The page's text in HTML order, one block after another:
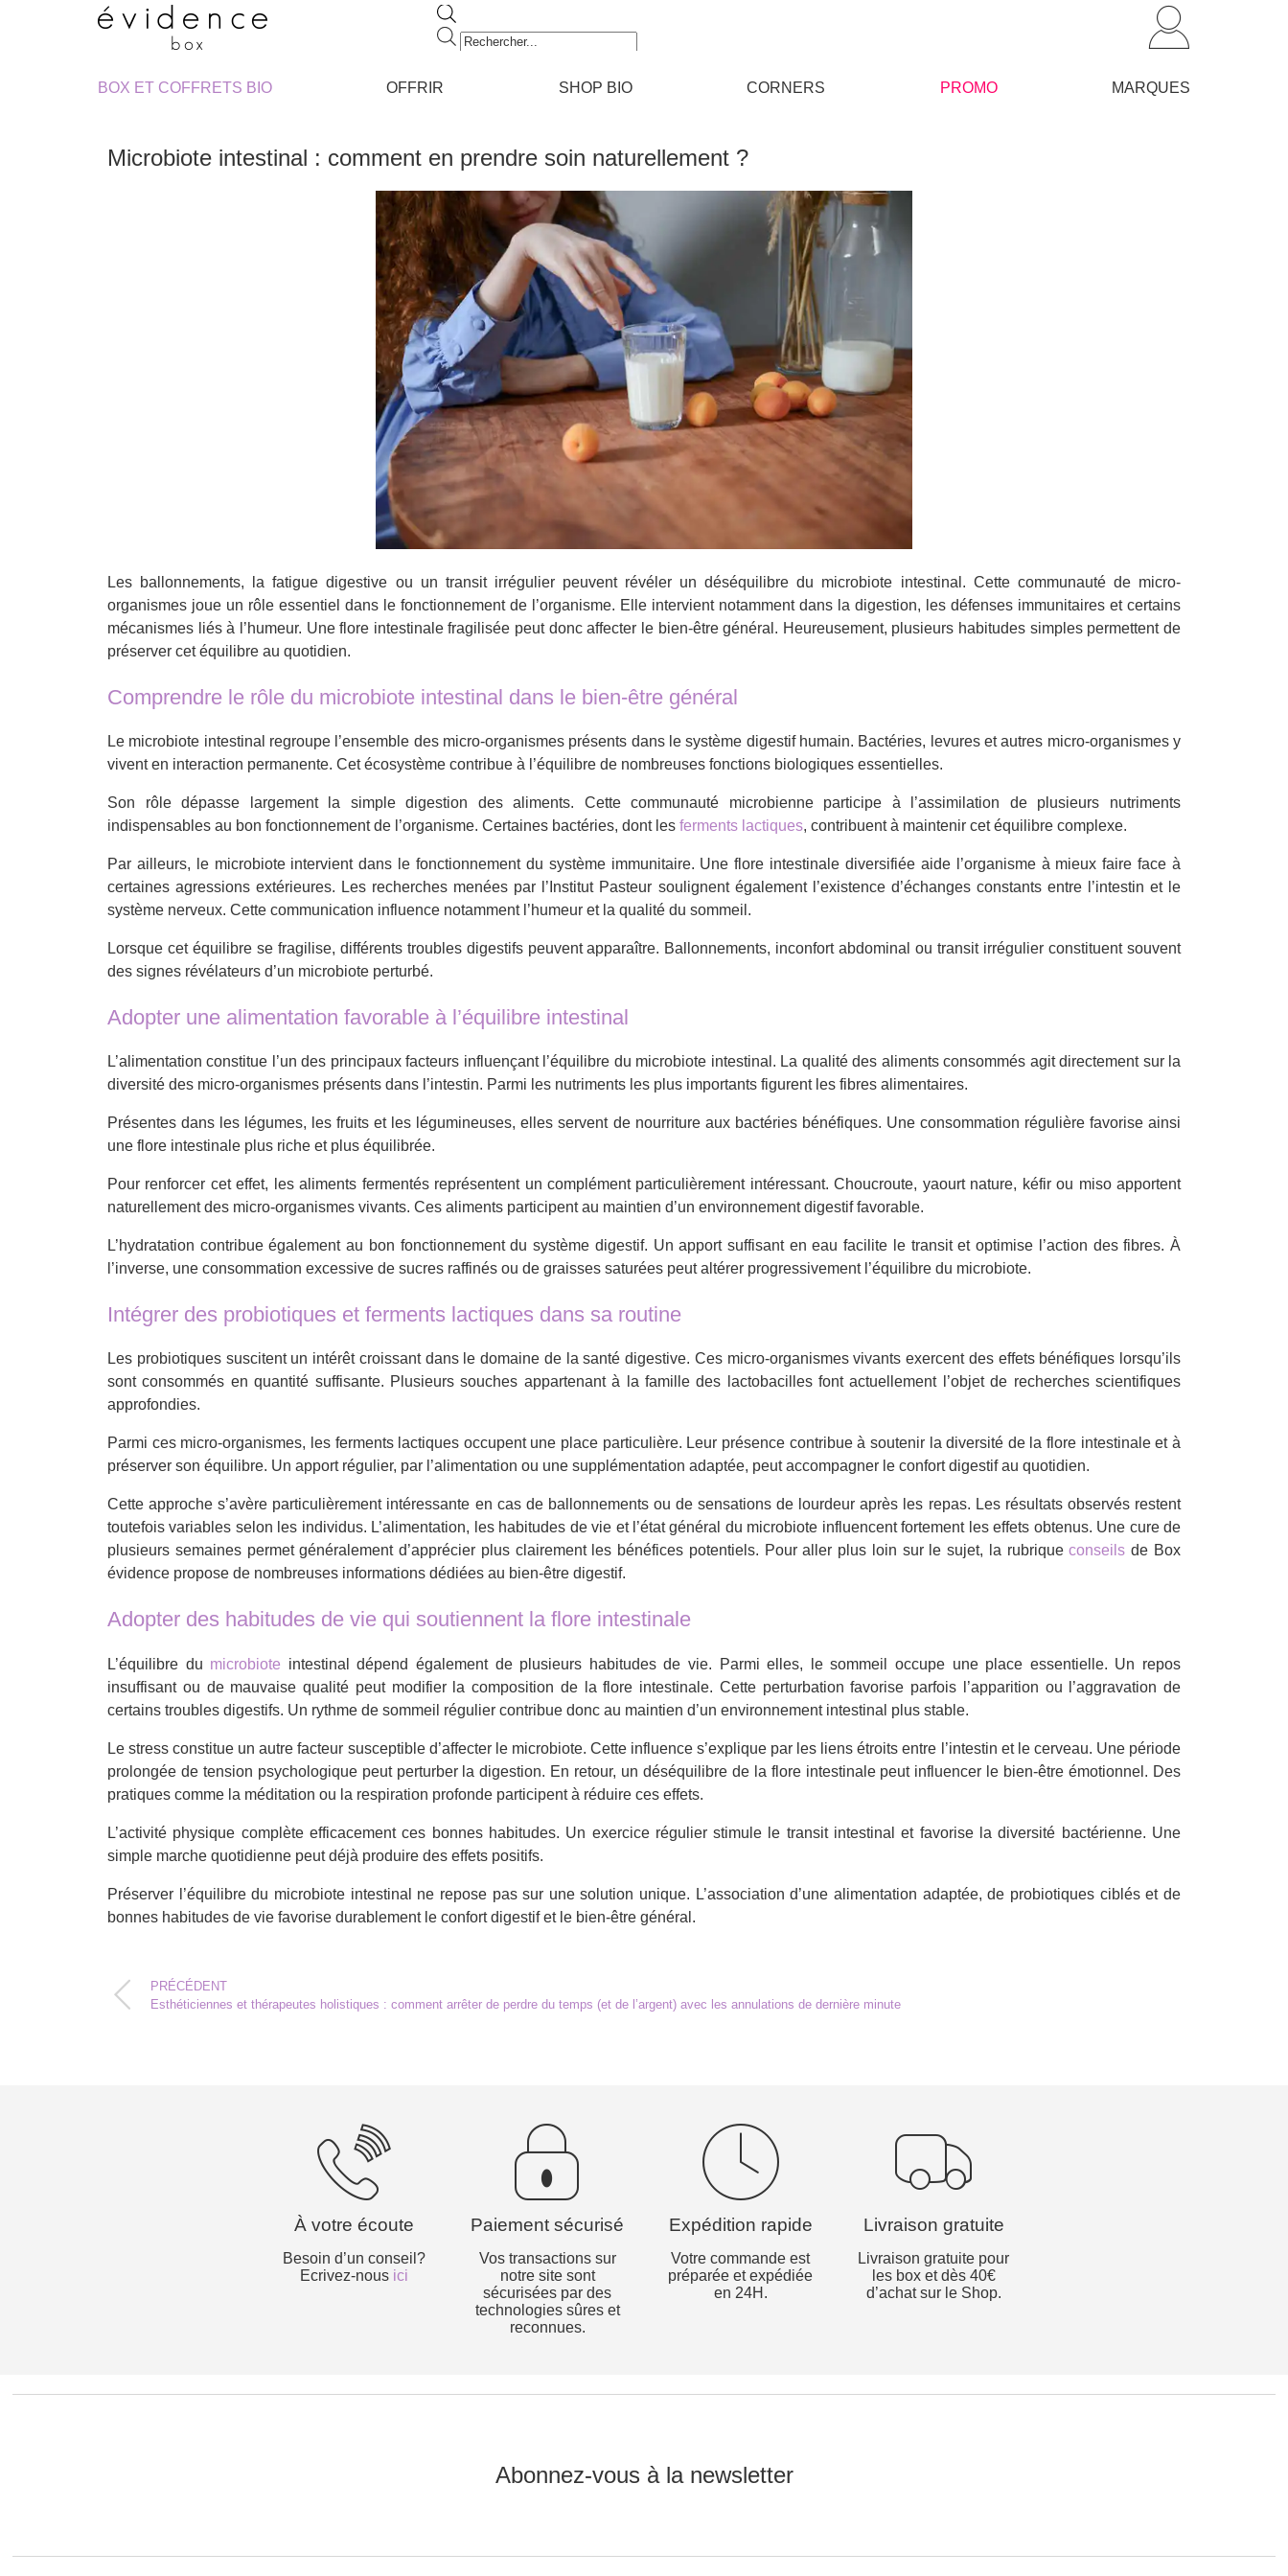
Recherche
de
BOX ET COFFRETS BIO
OFFRIR SHOP BIO CORNERS PROMO MARQUES
Microbiote intestinal : comment en prendre soin naturellement ?
Les ballonnements, la fatigue digestive ou un transit irrégulier peuvent révéler un déséquilibre du microbiote intestinal. Cette communauté de micro-
organismes joue un rôle essentiel dans le fonctionnement de l’organisme. Elle intervient notamment dans la digestion, les défenses immunitaires et certains
mécanismes liés à l’humeur. Une flore intestinale fragilisée peut donc affecter le bien-être général. Heureusement, plusieurs habitudes simples permettent de
préserver cet équilibre au quotidien.
Comprendre le rôle du microbiote intestinal dans le bien-être général
Le microbiote intestinal regroupe l’ensemble des micro-organismes présents dans le système digestif humain. Bactéries, levures et autres micro-organismes y
vivent en interaction permanente. Cet écosystème contribue à l’équilibre de nombreuses fonctions biologiques essentielles.
Son rôle dépasse largement la simple digestion des aliments. Cette communauté microbienne participe à l’assimilation de plusieurs nutriments
indispensables au bon fonctionnement de l’organisme. Certaines bactéries, dont les ferments lactiques, contribuent à maintenir cet équilibre complexe.
Par ailleurs, le microbiote intervient dans le fonctionnement du système immunitaire. Une flore intestinale diversifiée aide l’organisme à mieux faire face à
certaines agressions extérieures. Les recherches menées par l’Institut Pasteur soulignent également l’existence d’échanges constants entre l’intestin et le
système nerveux. Cette communication influence notamment l’humeur et la qualité du sommeil.
Lorsque cet équilibre se fragilise, différents troubles digestifs peuvent apparaître. Ballonnements, inconfort abdominal ou transit irrégulier constituent souvent
des signes révélateurs d’un microbiote perturbé.
Adopter une alimentation favorable à l’équilibre intestinal
L’alimentation constitue l’un des principaux facteurs influençant l’équilibre du microbiote intestinal. La qualité des aliments consommés agit directement sur la
diversité des micro-organismes présents dans l’intestin. Parmi les nutriments les plus importants figurent les fibres alimentaires.
Présentes dans les légumes, les fruits et les légumineuses, elles servent de nourriture aux bactéries bénéfiques. Une consommation régulière favorise ainsi
une flore intestinale plus riche et plus équilibrée.
Pour renforcer cet effet, les aliments fermentés représentent un complément particulièrement intéressant. Choucroute, yaourt nature, kéfir ou miso apportent
naturellement des micro-organismes vivants. Ces aliments participent au maintien d’un environnement digestif favorable.
L’hydratation contribue également au bon fonctionnement du système digestif. Un apport suffisant en eau facilite le transit et optimise l’action des fibres. À
l’inverse, une consommation excessive de sucres raffinés ou de graisses saturées peut altérer progressivement l’équilibre du microbiote.
Intégrer des probiotiques et ferments lactiques dans sa routine
Les probiotiques suscitent un intérêt croissant dans le domaine de la santé digestive. Ces micro-organismes vivants exercent des effets bénéfiques lorsqu’ils
sont consommés en quantité suffisante. Plusieurs souches appartenant à la famille des lactobacilles font actuellement l’objet de recherches scientifiques
approfondies.
Parmi ces micro-organismes, les ferments lactiques occupent une place particulière. Leur présence contribue à soutenir la diversité de la flore intestinale et à
préserver son équilibre. Un apport régulier, par l’alimentation ou une supplémentation adaptée, peut accompagner le confort digestif au quotidien.
Cette approche s’avère particulièrement intéressante en cas de ballonnements ou de sensations de lourdeur après les repas. Les résultats observés restent
toutefois variables selon les individus. L’alimentation, les habitudes de vie et l’état général du microbiote influencent fortement les effets obtenus. Une cure de
plusieurs semaines permet généralement d’apprécier plus clairement les bénéfices potentiels. Pour aller plus loin sur le sujet, la rubriqueconseils de Box
évidence propose de nombreuses informations dédiées au bien-être digestif.
Adopter des habitudes de vie qui soutiennent la flore intestinale
L’équilibre du microbiote intestinal dépend également de plusieurs habitudes de vie. Parmi elles, le sommeil occupe une place essentielle. Un repos
insuffisant ou de mauvaise qualité peut modifier la composition de la flore intestinale. Cette perturbation favorise parfois l’apparition ou l’aggravation de
certains troubles digestifs. Un rythme de sommeil régulier contribue donc au maintien d’un environnement intestinal plus stable.
Le stress constitue un autre facteur susceptible d’affecter le microbiote. Cette influence s’explique par les liens étroits entre l’intestin et le cerveau. Une période
prolongée de tension psychologique peut perturber la digestion. En retour, un déséquilibre de la flore intestinale peut influencer le bien-être émotionnel. Des
pratiques comme la méditation ou la respiration profonde participent à réduire ces effets.
L’activité physique complète efficacement ces bonnes habitudes. Un exercice régulier stimule le transit intestinal et favorise la diversité bactérienne. Une
simple marche quotidienne peut déjà produire des effets positifs.
Préserver l’équilibre du microbiote intestinal ne repose pas sur une solution unique. L’association d’une alimentation adaptée, de probiotiques ciblés et de
bonnes habitudes de vie favorise durablement le confort digestif et le bien-être général.
PRÉCÉDENT
Esthéticiennes et thérapeutes holistiques : comment arrêter de perdre du temps (et de l’argent) avec les annulations de dernière minute
À votre écoute
Besoin d’un conseil?
Ecrivez-nous ici
Paiement sécurisé
Vos transactions sur
notre site sont
sécurisées par des
technologies sûres et
reconnues.
Expédition rapide
Votre commande est
préparée et expédiée
en 24H.
Livraison gratuite
Livraison gratuite pour
les box et dès 40€
d’achat sur le Shop.
Abonnez-vous à la newsletter